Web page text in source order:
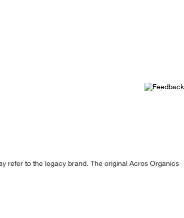
refer to the legacy brand. The original Acros Organics